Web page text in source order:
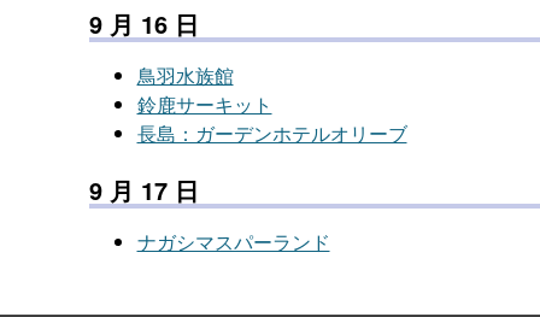
9 月 16 日
鳥羽水族館
鈴鹿サーキット
長島：ガーデンホテルオリーブ
9 月 17 日
ナガシマスパーランド